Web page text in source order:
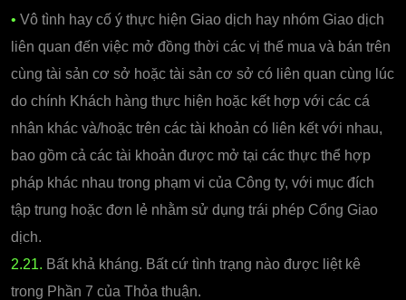
• Vô tình hay cố ý thực hiện Giao dịch hay nhóm Giao dịch
liên quan đến việc mở đồng thời các vị thế mua và bán trên
cùng tài sản cơ sở hoặc tài sản cơ sở có liên quan cùng lúc
do chính Khách hàng thực hiện hoặc kết hợp với các cá
nhân khác và/hoặc trên các tài khoản có liên kết với nhau,
bao gồm cả các tài khoản được mở tại các thực thể hợp
pháp khác nhau trong phạm vi của Công ty, với mục đích
tập trung hoặc đơn lẻ nhằm sử dụng trái phép Cổng Giao
dịch.
2.21. Bất khả kháng. Bất cứ tình trạng nào được liệt kê
trong Phần 7 của Thỏa thuận.